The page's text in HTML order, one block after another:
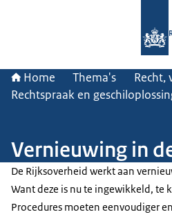
Home Thema's
Recht,
Rechtspraak en
Vernieuwing in
De Rijksoverheid werkt aan
Want deze is nu te ingewikkeld, te
Procedures moeten eenvoudiger